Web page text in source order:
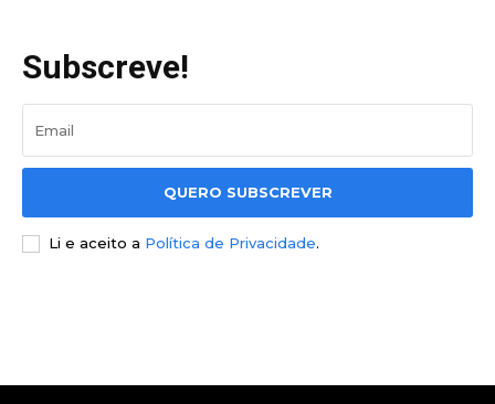
Subscreve!
QUERO SUBSCREVER
Li e aceito a Política de Privacidade.